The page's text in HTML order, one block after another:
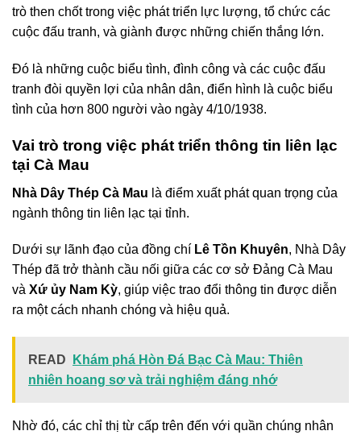
trò then chốt trong việc phát triển lực lượng, tổ chức các
cuộc đấu tranh, và giành được những chiến thắng lớn.
Đó là những cuộc biểu tình, đình công và các cuộc đấu
tranh đòi quyền lợi của nhân dân, điển hình là cuộc biểu
tình của hơn 800 người vào ngày 4/10/1938.
Vai trò trong việc phát triển thông tin liên lạc
tại Cà Mau
Nhà Dây Thép Cà Mau là điểm xuất phát quan trọng của
ngành thông tin liên lạc tại tỉnh.
Dưới sự lãnh đạo của đồng chí Lê Tồn Khuyên, Nhà Dây
Thép đã trở thành cầu nối giữa các cơ sở Đảng Cà Mau
và Xứ ủy Nam Kỳ, giúp việc trao đổi thông tin được diễn
ra một cách nhanh chóng và hiệu quả.
READ
Khám phá Hòn Đá Bạc Cà Mau: Thiên
nhiên hoang sơ và trải nghiệm đáng nhớ
Nhờ đó, các chỉ thị từ cấp trên đến với quần chúng nhân